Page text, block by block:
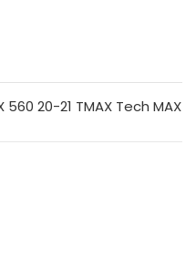
560 20-21 TMAX Tech MAX